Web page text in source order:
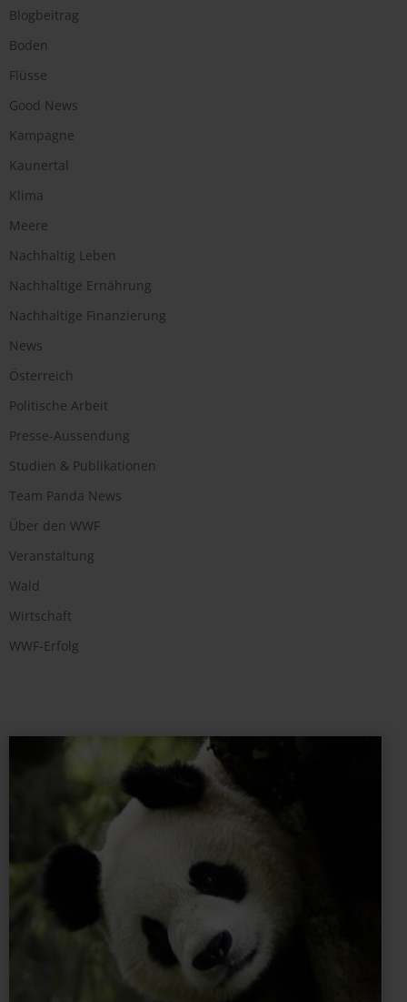
Blogbeitrag
Boden
Flüsse
Good News
Kampagne
Kaunertal
Klima
Meere
Nachhaltig Leben
Nachhaltige Ernährung
Nachhaltige Finanzierung
News
Österreich
Politische Arbeit
Presse-Aussendung
Studien & Publikationen
Team Panda News
Über den WWF
Veranstaltung
Wald
Wirtschaft
WWF-Erfolg